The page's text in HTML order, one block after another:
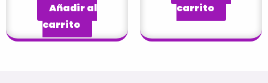
Añadir al
carrito
carrito